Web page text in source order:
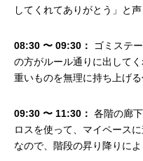
してくれてありがとう」と
08:30 〜 09:30：
ゴミステ
の方がルール通りに出して
重いものを無理に持ち上げる
09:30 〜 11:30： 各階の廊
ロスを使って、マイペース
なので、階段の昇り降りに